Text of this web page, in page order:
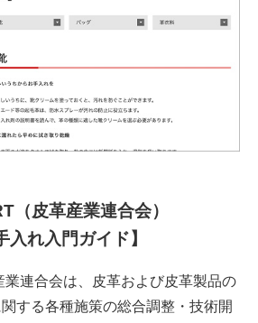
（皮革産業連合会）
入れ入門ガイド】
業連合会は、皮革および皮革製品の
する各種施策の総合調整・技術開